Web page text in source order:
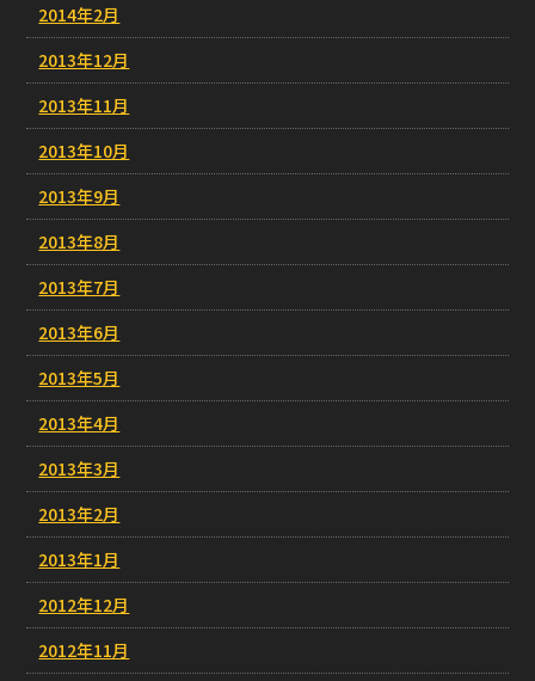
2014年2月
2013年12月
2013年11月
2013年10月
2013年9月
2013年8月
2013年7月
2013年6月
2013年5月
2013年4月
2013年3月
2013年2月
2013年1月
2012年12月
2012年11月